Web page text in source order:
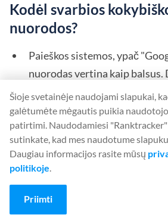
Kodėl svarbios
nuorodos?
Paieškos sistemos, ypač
nuorodas vertina kaip balsus.
nuorodų iš žinomų svetainių
ir autoritetą.
Didesnis
atgalinių nuorodų
padeda puslapiams užimti
tikslinių raktažodžių atžvilgiu,
domeno autoritetą.
Atgalinės nuorodos iš nišinių
Šioje svetainėje naudojami slapukai,
galėtumėte mėgautis puikia naudotojo
patirtimi. Naudodamiesi "Ranktracker"
sutinkate, kad mes naudotume
Daugiau informacijos rasite mūsų
politikoje.
Priimti